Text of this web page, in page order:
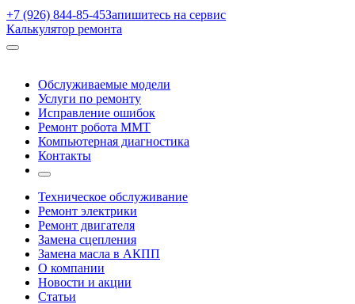
+7 (926) 844-85-45Запишитесь на сервис
Калькулятор ремонта
Обслуживаемые модели
Услуги по ремонту
Исправление ошибок
Ремонт робота MMT
Компьютерная диагностика
Контакты
Техническое обслуживание
Ремонт электрики
Ремонт двигателя
Замена сцепления
Замена масла в АКПП
О компании
Новости и акции
Статьи